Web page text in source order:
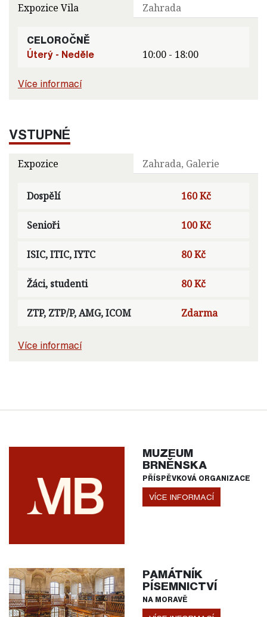
Expozice Vila Zahrada
CELOROČNĚ
Úterý - Neděle
10:00 - 18:00
Více informací
VSTUPNÉ
Expozice Zahrada, Galerie
Dospělí 160 Kč
Senioři 100 Kč
ISIC, ITIC, IYTC 80 Kč
Žáci, studenti 80 Kč
ZTP, ZTP/P, AMG, ICOM Zdarma
Více informací
MUZEUM
BRNĚNSKA
PŘÍSPĚVKOVÁ ORGANIZACE
VÍCE INFORMACÍ
PAMÁTNÍK
PÍSEMNICTVÍ
NA MORAVĚ